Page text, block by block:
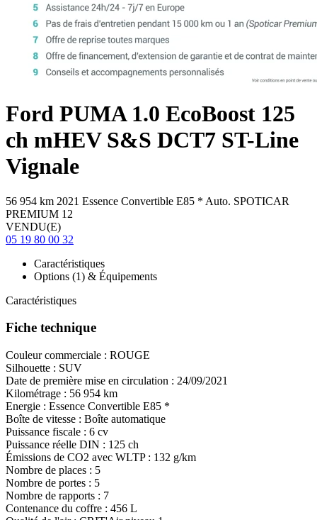
Ford PUMA 1.0 EcoBoost 125
ch mHEV S&S DCT7 ST-Line
Vignale
56 954 km 2021 Essence Convertible E85 * Auto. SPOTICAR
PREMIUM 12
VENDU(E)
05 19 80 00 32
Caractéristiques
Options (1) & Équipements
Caractéristiques
Fiche technique
Couleur commerciale : ROUGE
Silhouette : SUV
Date de première mise en circulation : 24/09/2021
Kilométrage : 56 954 km
Energie : Essence Convertible E85 *
Boîte de vitesse : Boîte automatique
Puissance fiscale : 6 cv
Puissance réelle DIN : 125 ch
Émissions de CO2 avec WLTP : 132 g/km
Nombre de places : 5
Nombre de portes : 5
Nombre de rapports : 7
Contenance du coffre : 456 L